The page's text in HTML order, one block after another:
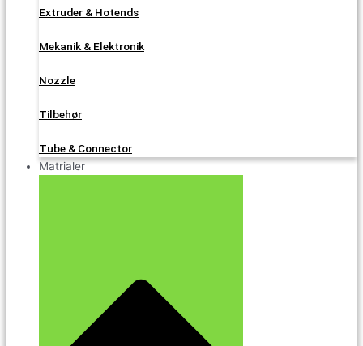
Extruder & Hotends
Mekanik & Elektronik
Nozzle
Tilbehør
Tube & Connector
Matrialer